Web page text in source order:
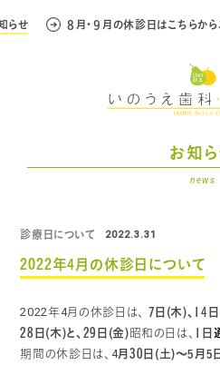
せ ８月・９月の休診日はこちらから
お知
news
診療日について 2022.3.31
2022年4月の休診日について
2022年4月の休診日は、 7日(木)、14
28日(木)と、29日(金)昭和の日は、 1日
期間の休診日は、4月30日(土)～5月5